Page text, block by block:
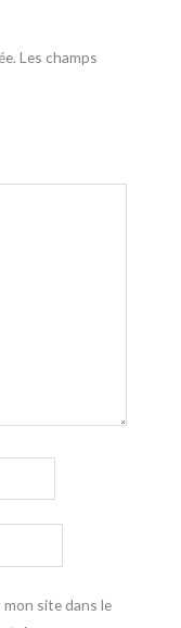
Les champs
site dans le